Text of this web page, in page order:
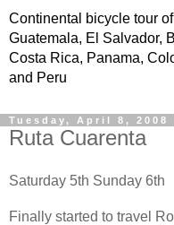
Continental bicycle tour
Guatemala, El Salvador,
Costa Rica, Panama,
and Peru
Tuesday, April 8, 2008
Ruta Cuarenta
Saturday 5th Sunday 6th
Finally started to travel